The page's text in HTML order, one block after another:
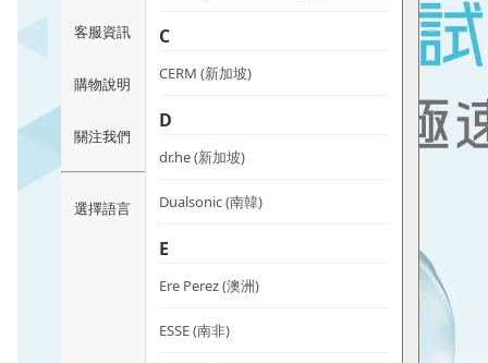
客服資訊
購物說明
關注我們
選擇語言
C
CERM (新加坡)
D
dr.he (新加坡)
Dualsonic (南韓)
E
Ere Perez (澳洲)
ESSE (南非)